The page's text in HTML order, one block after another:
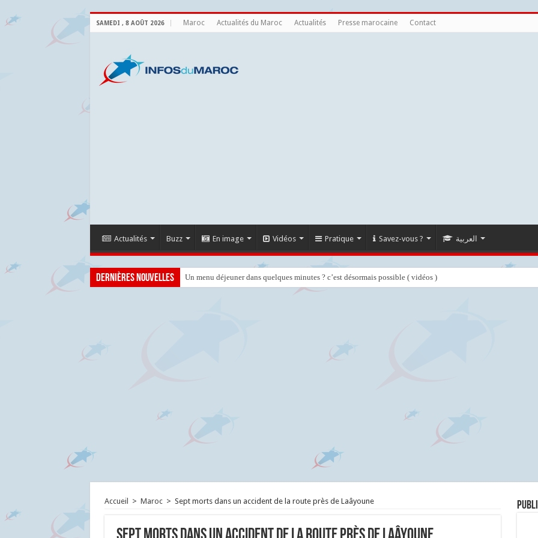
SAMEDI , 8 AOÛT 2026 Maroc Actualités du Maroc Actualités Presse marocaine Contact
Actualités Buzz En image Vidéos Pratique Savez-vous ? العربية
Dernières nouvelles Un menu déjeuner dans quelques minutes ? c’est désormais possible ( vidéos )
Accueil > Maroc > Sept morts dans un accident de la route près de Laâyoune